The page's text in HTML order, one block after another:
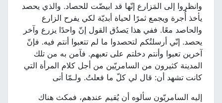
وانظروا إلى المَزارع إنّها قد ابيضّت للحصاد. والذي يحصد
يأخذ أُجرة ويجمع ثمرًا لحياة أبديّة لكي يفرح الزارع
والحاصد معًا. ففي هذا يَصدُق القول إنّ واحدًا يزرع وآخر
يحصد. إنّي أرسلتُكم لتحصدوا ما لم تتعبوا أنتم فيه. فإنّ
آخرين تعبوا وأنتم دخلتم على تعبهم. فآمن به من تلك
المدينة كثيرون من السامريّين من أجل كلام المرأة التي
كانت تشهد أن: قال لي كلّ ما فعلتُ. ولـمّا أتى
إليه السامريّون سألوه أن يُقيم عندهم، فمكث هناك